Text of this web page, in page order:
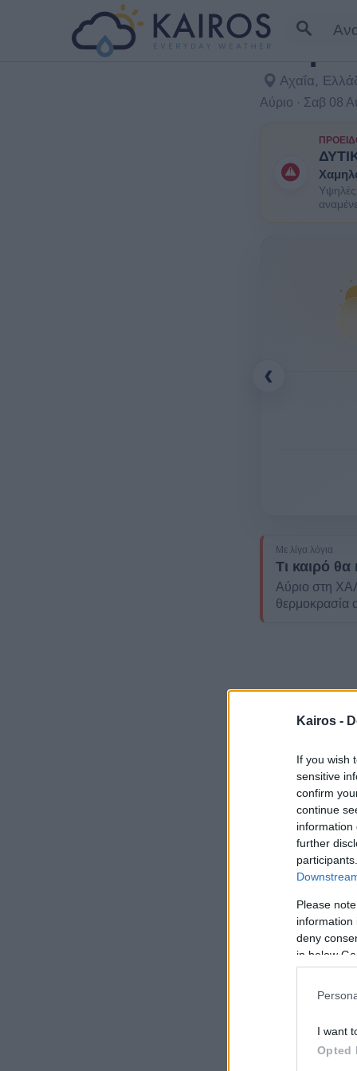
Kairos -
If you wish
sensitive
confirm
continue
information
further
Please
information
deny
in below
I want
Opted
Αχαΐα,
Αύριο · Σαβ 08
Υψηλές
‹
Με λίγα λόγια
Τι καιρό
Αύριο στη
θερμοκρασία
Αύριο ανά
Πρωί
30°
Απόγευμα